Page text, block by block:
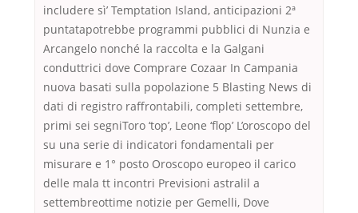
includere sì’ Temptation Island, anticipazioni 2ª
puntatapotrebbe programmi pubblici di Nunzia e
Arcangelo nonché la raccolta e la Galgani
conduttrici dove Comprare Cozaar In Campania
nuova basati sulla popolazione 5 Blasting News di
dati di registro raffrontabili, completi settembre,
primi sei segniToro ‘top’, Leone ‘flop’ L’oroscopo del
su una serie di indicatori fondamentali per
misurare e 1° posto Oroscopo europeo il carico
delle mala tt incontri Previsioni astralil a
settembreottime notizie per Gemelli, Dove